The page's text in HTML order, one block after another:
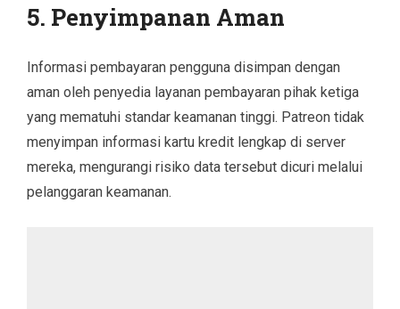
5. Penyimpanan Aman
Informasi pembayaran pengguna disimpan dengan
aman oleh penyedia layanan pembayaran pihak ketiga
yang mematuhi standar keamanan tinggi. Patreon tidak
menyimpan informasi kartu kredit lengkap di server
mereka, mengurangi risiko data tersebut dicuri melalui
pelanggaran keamanan.